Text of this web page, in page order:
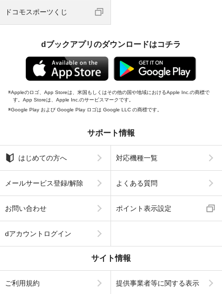
ドコモスポーツくじ
dブックアプリのダウンロードはコチラ
Appleのロゴ、App Storeは、米国もしくはその他の国や地域におけるApple Inc.の商標で
す。App Storeは、Apple Inc.のサービスマークです。
Google Play および Google Play ロゴは Google LLC の商標です。
サポート情報
はじめての方へ 対応機種一覧
メールサービス登録/解除 よくある質問
お問い合わせ ポイント表示設定
dアカウントログイン
サイト情報
ご利用規約 提供事業者等に関する表示